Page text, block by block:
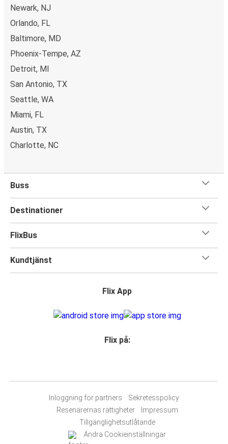
Newark, NJ
Orlando, FL
Baltimore, MD
Phoenix-Tempe, AZ
Detroit, MI
San Antonio, TX
Seattle, WA
Miami, FL
Austin, TX
Charlotte, NC
Buss
Destinationer
FlixBus
Kundtjänst
Flix App
Flix på:
Inloggning för partners
Sekretesspolicy
Resenärernas rättigheter
Impressum
Tillgänglighetsutlåtande
Ändra Cookieinställningar